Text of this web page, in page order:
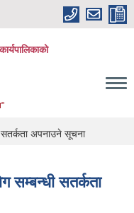
सतर्कता अपनाउने सूचना
सम्बन्धी सतर्कता